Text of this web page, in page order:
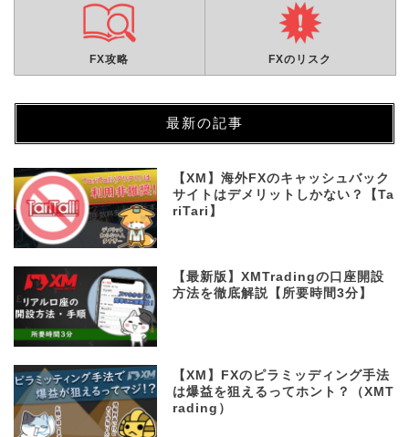
FX攻略 FXのリスク
最新の記事
【XM】海外FXのキャッシュバック
サイトはデメリットしかない？【Ta
riTari】
【最新版】XMTradingの口座開設
方法を徹底解説【所要時間3分】
【XM】FXのピラミッディング手法
は爆益を狙えるってホント？（XMT
rading）